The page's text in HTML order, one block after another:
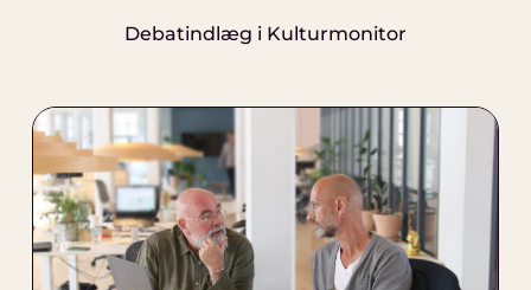
Debatindlæg i Kulturmonitor